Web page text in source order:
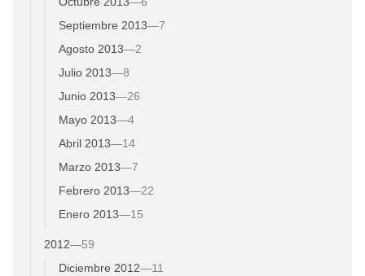
Septiembre 2013—7
Agosto 2013—2
Julio 2013—8
Junio 2013—26
Mayo 2013—4
Abril 2013—14
Marzo 2013—7
Febrero 2013—22
Enero 2013—15
2012—59
Diciembre 2012—11